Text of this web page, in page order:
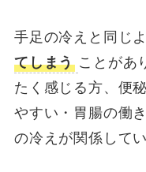
手足の冷えと同じ
てしまう ことがあ
たく感じる方、便
やすい・胃腸の働
の冷えが関係して